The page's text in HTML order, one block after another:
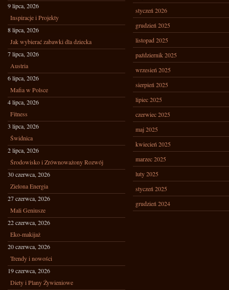
9 lipca, 2026
Inspiracje i Projekty
8 lipca, 2026
Jak wybierać zabawki dla dziecka
7 lipca, 2026
Austria
6 lipca, 2026
Mafia w Polsce
4 lipca, 2026
Fitness
3 lipca, 2026
Świdnica
2 lipca, 2026
Środowisko i Zrównoważony Rozwój
30 czerwca, 2026
Zielona Energia
27 czerwca, 2026
Mali Geniusze
22 czerwca, 2026
Eko-makijaż
20 czerwca, 2026
Trendy i nowości
19 czerwca, 2026
Diety i Plany Żywieniowe
styczeń 2026
grudzień 2025
listopad 2025
październik 2025
wrzesień 2025
sierpień 2025
lipiec 2025
czerwiec 2025
maj 2025
kwiecień 2025
marzec 2025
luty 2025
styczeń 2025
grudzień 2024